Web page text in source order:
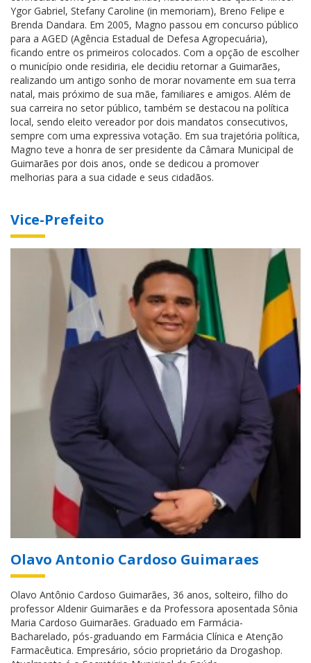
Ygor Gabriel, Stefany Caroline (in memoriam), Breno Felipe e
Brenda Dandara. Em 2005, Magno passou em concurso público
para a AGED (Agência Estadual de Defesa Agropecuária),
ficando entre os primeiros colocados. Com a opção de escolher
o município onde residiria, ele decidiu retornar a Guimarães,
realizando um antigo sonho de morar novamente em sua terra
natal, mais próximo de sua mãe, familiares e amigos. Além de
sua carreira no setor público, também se destacou na política
local, sendo eleito vereador por dois mandatos consecutivos,
sempre com uma expressiva votação. Em sua trajetória política,
Magno teve a honra de ser presidente da Câmara Municipal de
Guimarães por dois anos, onde se dedicou a promover
melhorias para a sua cidade e seus cidadãos.
Vice-Prefeito
Olavo Antonio Cardoso Guimaraes
Olavo Antônio Cardoso Guimarães, 36 anos, solteiro, filho do
professor Aldenir Guimarães e da Professora aposentada Sônia
Maria Cardoso Guimarães. Graduado em Farmácia-
Bacharelado, pós-graduando em Farmácia Clínica e Atenção
Farmacêutica. Empresário, sócio proprietário da Drogashop.